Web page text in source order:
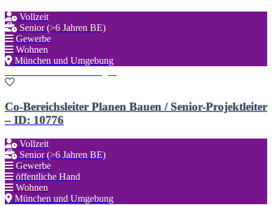
Vollzeit
Senior (>6 Jahren BE)
Gewerbe
Wohnen
München und Umgebung
Co-Bereichsleiter Planen Bauen / Senior-Projektleiter
– ID: 10776
Vollzeit
Senior (>6 Jahren BE)
Gewerbe
öffentliche Hand
Wohnen
München und Umgebung